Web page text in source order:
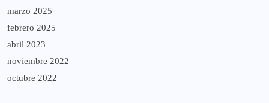
marzo 2025
febrero 2025
abril 2023
noviembre 2022
octubre 2022